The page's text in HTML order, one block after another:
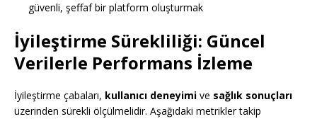
güvenli, şeffaf bir platform oluşturmak
İyileştirme Sürekliliği: Güncel
Verilerle Performans İzleme
İyileştirme çabaları, kullanıcı deneyimi ve sağlık sonuçları
üzerinden sürekli ölçülmelidir. Aşağıdaki metrikler takip